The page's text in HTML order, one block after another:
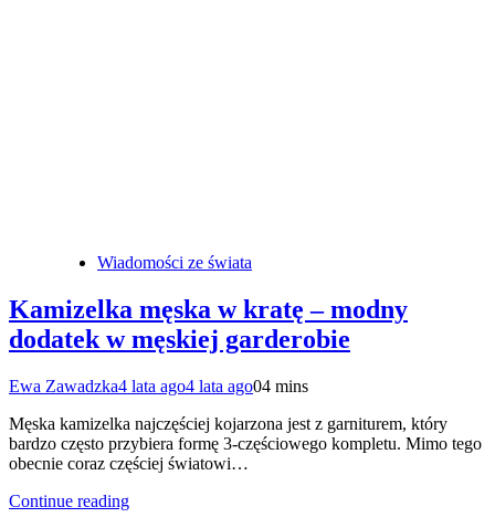
Wiadomości ze świata
Kamizelka męska w kratę – modny
dodatek w męskiej garderobie
Ewa Zawadzka4 lata ago4 lata ago04 mins
Męska kamizelka najczęściej kojarzona jest z garniturem, który
bardzo często przybiera formę 3-częściowego kompletu. Mimo tego
obecnie coraz częściej światowi…
Continue reading